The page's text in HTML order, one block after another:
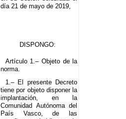
día 21 de mayo de 2019,
DISPONGO:
Artículo 1.– Objeto de la
norma.
1.– El presente Decreto
tiene por objeto disponer la
implantación, en la
Comunidad Autónoma del
País Vasco, de las